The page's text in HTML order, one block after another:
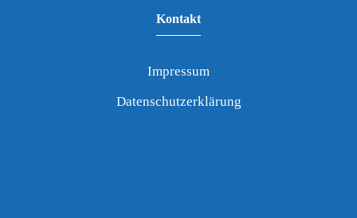
Kontakt
Impressum
Datenschutzerklärung